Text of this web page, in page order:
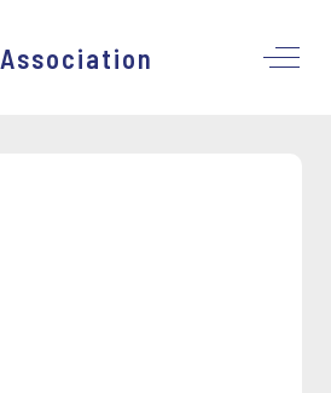
Association Off-